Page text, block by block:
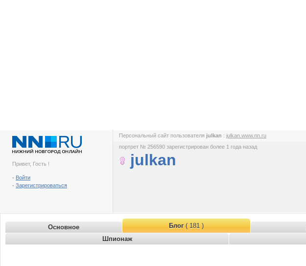
Привет, Гость !
- Войти
- Зарегистрироваться
Персональный сайт пользователя julkan : julkan.www.nn.ru
портрет № 256590 зарегистрирован более 1 года назад
julkan
Основное Блог( 181 )
Шпионаж